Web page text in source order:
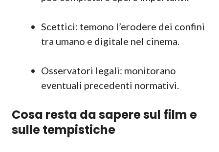
Scettici: temono l’erodere dei confini
tra umano e digitale nel cinema.
Osservatori legali: monitorano
eventuali precedenti normativi.
Cosa resta da sapere sul film e
sulle tempistiche